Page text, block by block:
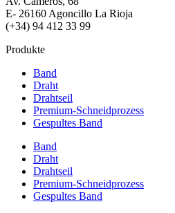
E- 26160 Agoncillo La Rioja
(+34) 94 412 33 99
Produkte
Band
Draht
Drahtseil
Premium-Schneidprozess
Gespultes Band
Band
Draht
Drahtseil
Premium-Schneidprozess
Gespultes Band